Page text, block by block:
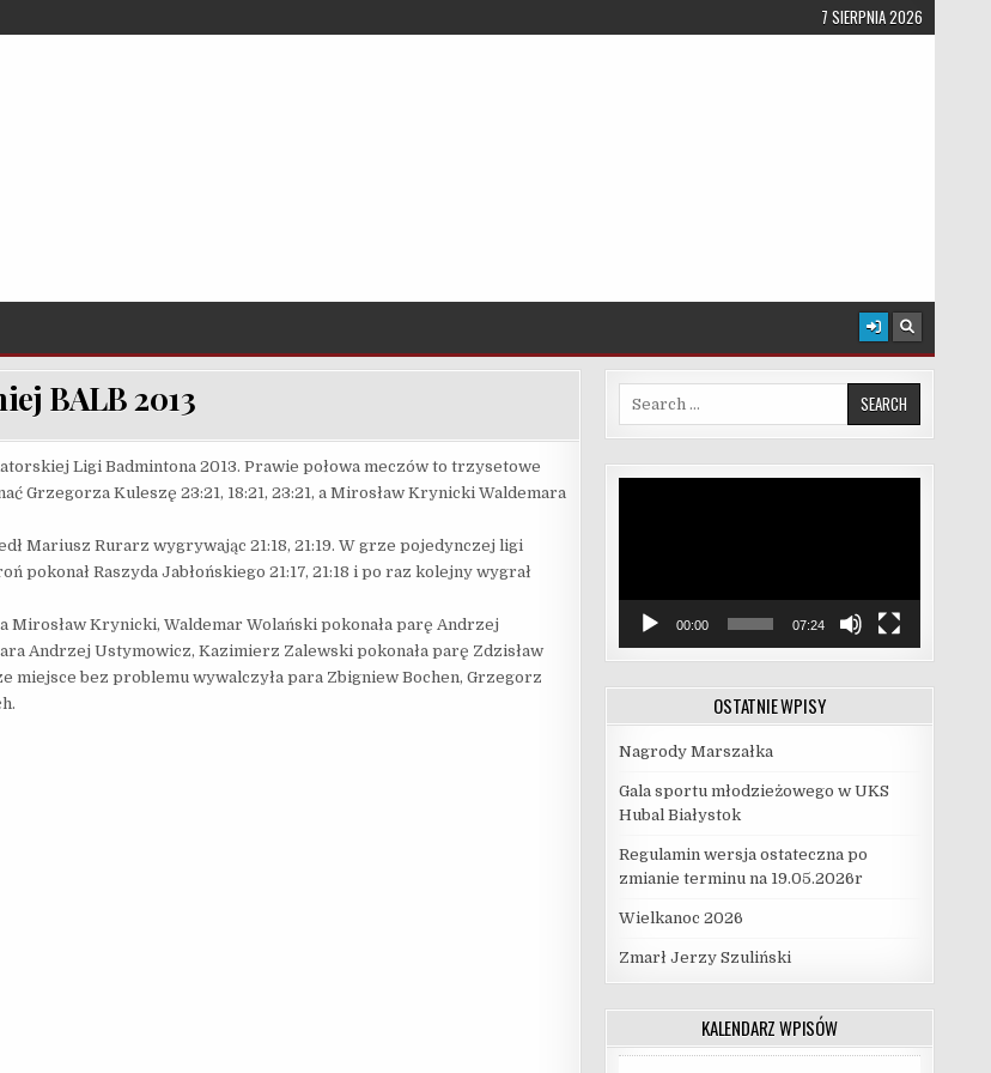
7 SIERPNIA 2026
BALB 2013
Ligi Badmintona 2013. Prawie połowa meczów to trzysetowe
Grzegorza Kuleszę 23:21, 18:21, 23:21, a Mirosław Krynicki Waldemara
Mariusz Rurarz wygrywając 21:18, 21:19. W grze pojedynczej ligi
Raszyda Jabłońskiego 21:17, 21:18 i po raz kolejny wygrał
Mirosław Krynicki, Waldemar Wolański pokonała parę Andrzej
Andrzej Ustymowicz, Kazimierz Zalewski pokonała parę Zdzisław
miejsce bez problemu wywalczyła para Zbigniew Bochen, Grzegorz
Search for:
00:00 07:24
OSTATNIE WPISY
Nagrody Marszałka
Gala sportu młodzieżowego w UKS
Hubal Białystok
Regulamin wersja ostateczna po
zmianie terminu na 19.05.2026r
Wielkanoc 2026
Zmarł Jerzy Szuliński
KALENDARZ WPISÓW